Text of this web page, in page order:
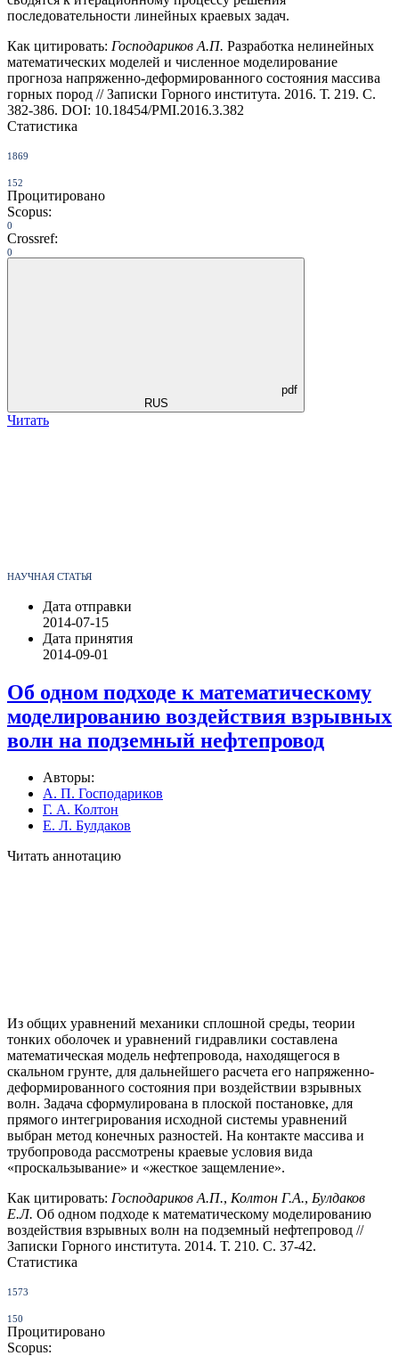
последовательности линейных краевых задач.
Как цитировать: Господариков А.П. Разработка нелинейных
математических моделей и численное моделирование
прогноза напряженно-деформированного состояния массива
горных пород // Записки Горного института. 2016. Т. 219. С.
382-386. DOI: 10.18454/PMI.2016.3.382
Статистика
1869
152
Процитировано
Scopus:
0
Crossref:
0
pdf
RUS
Читать
НАУЧНАЯ СТАТЬЯ
Дата отправки
2014-07-15
Дата принятия
2014-09-01
Об одном подходе к математическому
моделированию воздействия взрывных
волн на подземный нефтепровод
Авторы:
А. П. Господариков
Г. А. Колтон
Е. Л. Булдаков
Читать аннотацию
Из общих уравнений механики сплошной среды, теории
тонких оболочек и уравнений гидравлики составлена
математическая модель нефтепровода, находящегося в
скальном грунте, для дальнейшего расчета его напряженно-
деформированного состояния при воздействии взрывных
волн. Задача сформулирована в плоской постановке, для
прямого интегрирования исходной системы уравнений
выбран метод конечных разностей. На контакте массива и
трубопровода рассмотрены краевые условия вида
«проскальзывание» и «жесткое защемление».
Как цитировать: Господариков А.П., Колтон Г.А., Булдаков
Е.Л. Об одном подходе к математическому моделированию
воздействия взрывных волн на подземный нефтепровод //
Записки Горного института. 2014. Т. 210. С. 37-42.
Статистика
1573
150
Процитировано
Scopus: